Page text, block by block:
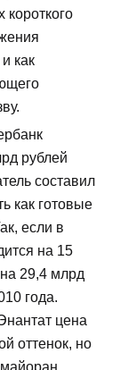
короткого
как
рублей
составил
как готовые
если в
на 15
29,4 млрд
года.
цена
оттенок, но